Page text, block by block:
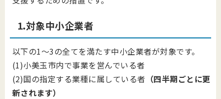
1.対象中小企業者
以下の1～3の全てを満たす中小企業者が対象です。
(1)小美玉市内で事業を営んでいる者
(2)国の指定する業種に属している者 （四半期ごとに更
新されます）